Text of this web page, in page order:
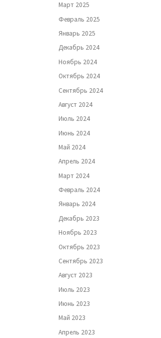
Март 2025
Февраль 2025
Январь 2025
Декабрь 2024
Ноябрь 2024
Октябрь 2024
Сентябрь 2024
Август 2024
Июль 2024
Июнь 2024
Май 2024
Апрель 2024
Март 2024
Февраль 2024
Январь 2024
Декабрь 2023
Ноябрь 2023
Октябрь 2023
Сентябрь 2023
Август 2023
Июль 2023
Июнь 2023
Май 2023
Апрель 2023